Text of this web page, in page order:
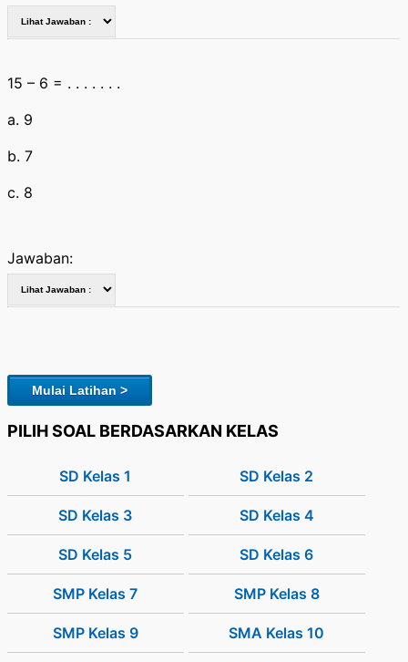
15 – 6 = . . . . . . .
a. 9
b. 7
c. 8
Jawaban:
Mulai Latihan >
PILIH SOAL BERDASARKAN KELAS
SD Kelas 1 SD Kelas 2
SD Kelas 3 SD Kelas 4
SD Kelas 5 SD Kelas 6
SMP Kelas 7 SMP Kelas 8
SMP Kelas 9 SMA Kelas 10